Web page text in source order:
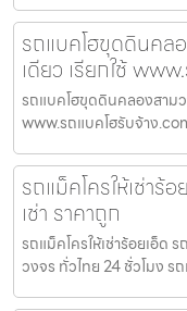
รถแบคโฮขุดดินคล
เดียว เรียกใช้
รถแบคโฮขุดดินคลองสาม
www.รถแบคโฮรับจ้าง
รถแม็คโครให้เช่าร้
เช่า ราคาถูก
รถแม็คโครให้เช่าร้อยเอ็ด
วงจร ทั่วไทย 24 ชั่วโมง ร